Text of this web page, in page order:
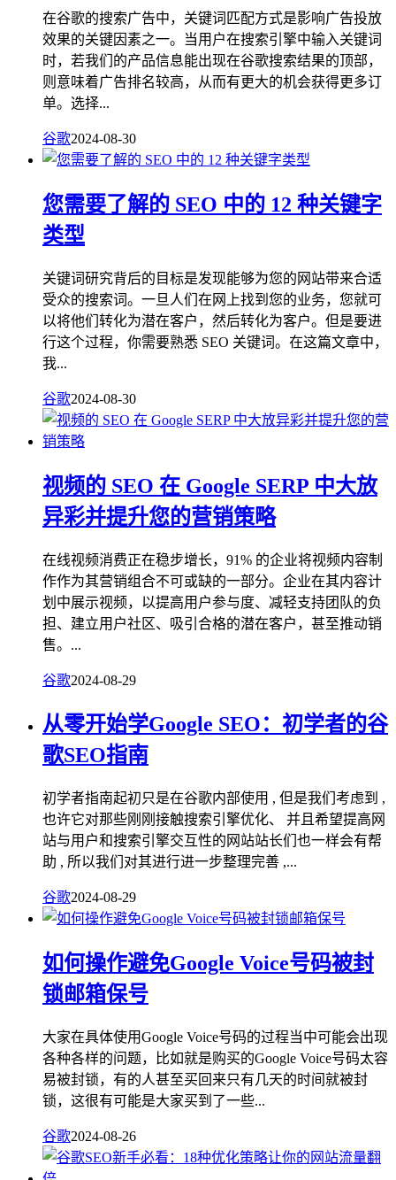
在谷歌的搜索广告中，关键词匹配方式是影响广告投放
效果的关键因素之一。当用户在搜索引擎中输入关键词
时，若我们的产品信息能出现在谷歌搜索结果的顶部，
则意味着广告排名较高，从而有更大的机会获得更多订
单。选择...
谷歌2024-08-30
您需要了解的 SEO 中的 12 种关键字
类型
关键词研究背后的目标是发现能够为您的网站带来合适
受众的搜索词。一旦人们在网上找到您的业务，您就可
以将他们转化为潜在客户，然后转化为客户。但是要进
行这个过程，你需要熟悉 SEO 关键词。在这篇文章中，
我...
谷歌2024-08-30
视频的 SEO 在 Google SERP 中大放
异彩并提升您的营销策略
在线视频消费正在稳步增长，91% 的企业将视频内容制
作作为其营销组合不可或缺的一部分。企业在其内容计
划中展示视频，以提高用户参与度、减轻支持团队的负
担、建立用户社区、吸引合格的潜在客户，甚至推动销
售。...
谷歌2024-08-29
从零开始学Google SEO：初学者的谷
歌SEO指南
初学者指南起初只是在谷歌内部使用 , 但是我们考虑到 ,
也许它对那些刚刚接触搜索引擎优化、 并且希望提高网
站与用户和搜索引擎交互性的网站站长们也一样会有帮
助 , 所以我们对其进行进一步整理完善 ,...
谷歌2024-08-29
如何操作避免Google Voice号码被封
锁邮箱保号
大家在具体使用Google Voice号码的过程当中可能会出现
各种各样的问题，比如就是购买的Google Voice号码太容
易被封锁，有的人甚至买回来只有几天的时间就被封
锁，这很有可能是大家买到了一些...
谷歌2024-08-26